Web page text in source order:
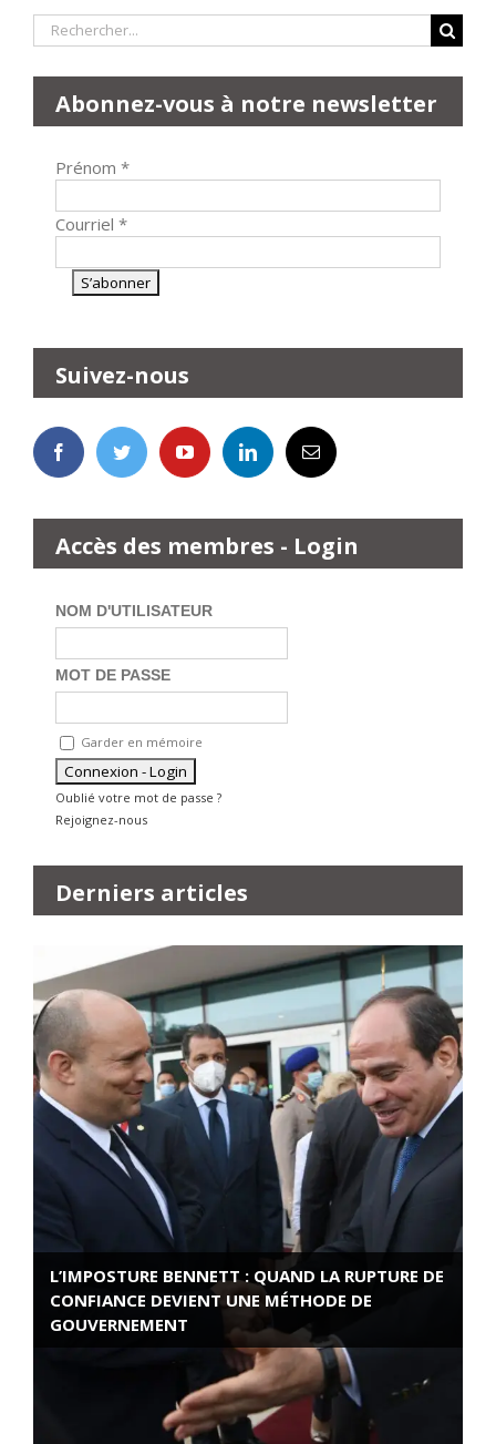
Rechercher:
Abonnez-vous à notre newsletter
Prénom *
Courriel *
Suivez-nous
Accès des membres - Login
NOM D'UTILISATEUR
MOT DE PASSE
Garder en mémoire
Oublié votre mot de passe ?
Rejoignez-nous
Derniers articles
L’IMPOSTURE BENNETT : QUAND LA RUPTURE DE
CONFIANCE DEVIENT UNE MÉTHODE DE
GOUVERNEMENT
ROSE VALLAND, HEROÏNE DE LA RESISTANCE